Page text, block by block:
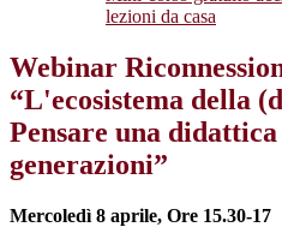
lezioni da casa
Webinar
“L'ecosistema della
Pensare una
generazioni”
Mercoledì 8 aprile, Ore 15.30-17